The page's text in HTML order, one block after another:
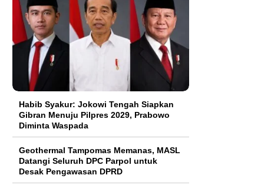
Habib Syakur: Jokowi Tengah Siapkan
Gibran Menuju Pilpres 2029, Prabowo
Diminta Waspada
Geothermal Tampomas Memanas, MASL
Datangi Seluruh DPC Parpol untuk
Desak Pengawasan DPRD